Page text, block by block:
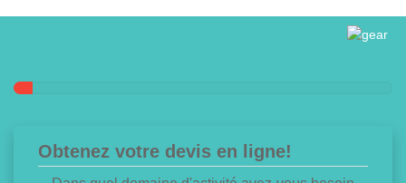
Obtenez votre devis en ligne!